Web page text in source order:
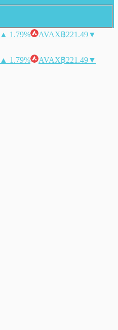
▲ 1.79% AVAX฿221.49▼
▲ 1.79% AVAX฿221.49▼